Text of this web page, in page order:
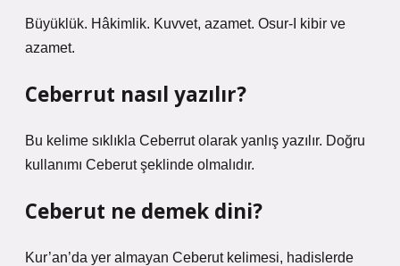
Büyüklük. Hâkimlik. Kuvvet, azamet. Osur-I kibir ve
azamet.
Ceberrut nasıl yazılır?
Bu kelime sıklıkla Ceberrut olarak yanlış yazılır. Doğru
kullanımı Ceberut şeklinde olmalıdır.
Ceberut ne demek dini?
Kur’an’da yer almayan Ceberut kelimesi, hadislerde